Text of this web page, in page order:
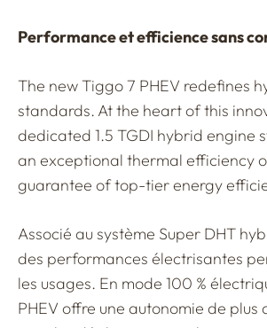
Performance et efficience sans
The new Tiggo 7 PHEV redefines
standards. At the heart of this
dedicated 1.5 TGDI hybrid engine
an exceptional thermal efficiency
guarantee of top-tier energy
Associé au système Super DHT
des performances électrisantes
les usages. En mode 100 %
PHEV offre une autonomie de plus